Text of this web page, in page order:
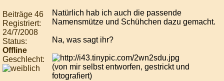
Beiträge 46
Registriert:
24/7/2008
Status:
Offline
Geschlecht:
Natürlich hab ich auch die passende
Namensmütze und Schühchen dazu gemacht.
Na, was sagt ihr?
(von mir selbst entworfen, gestrickt und
fotografiert)